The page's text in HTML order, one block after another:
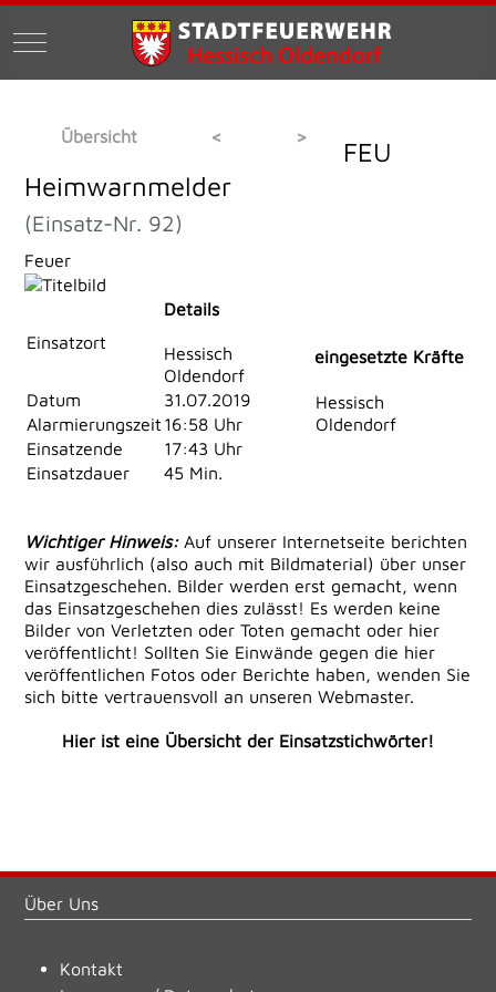
Mobile Menu Toggle
Übersicht < >
FEU
Heimwarnmelder
(Einsatz-Nr. 92)
Feuer
Einsatzort
Details
Hessisch
Oldendorf
Datum
31.07.2019
Alarmierungszeit 16:58 Uhr
Einsatzende
17:43 Uhr
Einsatzdauer
45 Min.
eingesetzte Kräfte
Hessisch
Oldendorf
Wichtiger Hinweis: Auf unserer Internetseite berichten
wir ausführlich (also auch mit Bildmaterial) über unser
Einsatzgeschehen. Bilder werden erst gemacht, wenn
das Einsatzgeschehen dies zulässt! Es werden keine
Bilder von Verletzten oder Toten gemacht oder hier
veröffentlicht! Sollten Sie Einwände gegen die hier
veröffentlichen Fotos oder Berichte haben, wenden Sie
sich bitte vertrauensvoll an unseren Webmaster.
Hier ist eine Übersicht der Einsatzstichwörter!
Über Uns
Kontakt